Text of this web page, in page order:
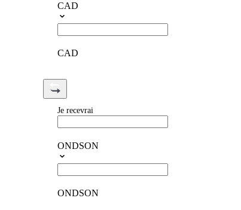
CAD
CAD
Je recevrai
ONDSON
ONDSON